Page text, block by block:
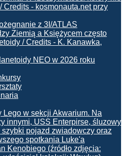
z 3I/ATLAS
NEO w 2026 roku